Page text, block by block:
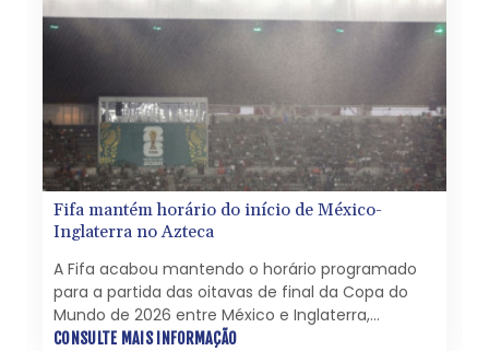
Fifa mantém horário do início de México-
Inglaterra no Azteca
A Fifa acabou mantendo o horário programado
para a partida das oitavas de final da Copa do
Mundo de 2026 entre México e Inglaterra,
marcada para domingo, às 18h no horário local
CONSULTE MAIS INFORMAÇÃO